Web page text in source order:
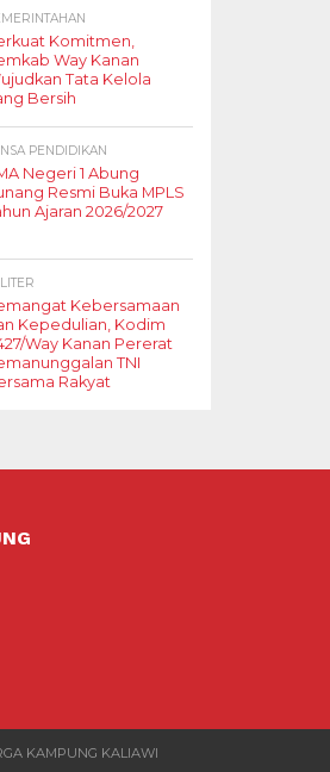
Komitmen,
Way Kanan
Tata Kelola
Bersih
PENDIDIKAN
Negeri 1 Abung
Resmi Buka MPLS
Ajaran 2026/2027
Kebersamaan
Kepedulian, Kodim
Way Kanan Pererat
TNI
Rakyat
KAMPUNG KALIAWI